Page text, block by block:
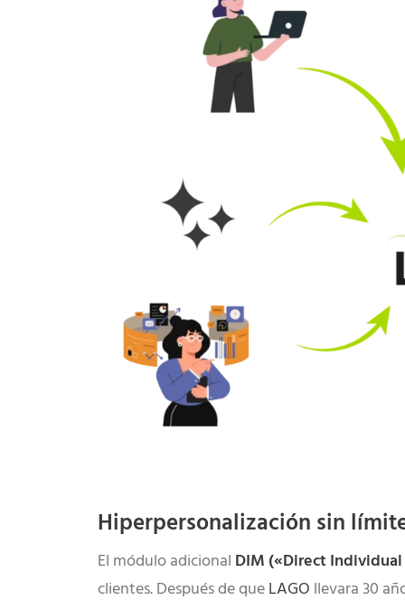
Hiperpersonalización sin
El módulo adicional DIM («Direct
clientes. Después de queLAGO llevara 30